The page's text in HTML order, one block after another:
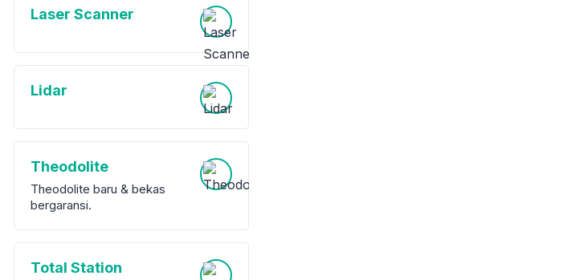
Laser Scanner
Lidar
Theodolite
Theodolite baru & bekas
bergaransi.
Total Station